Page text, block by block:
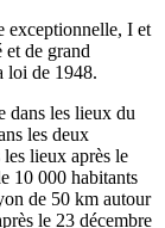
exceptionnelle, I et
de grand
loi de 1948.
dans les lieux du
les deux
les lieux après le
10 000 habitants
de 50 km autour
le 23 décembre